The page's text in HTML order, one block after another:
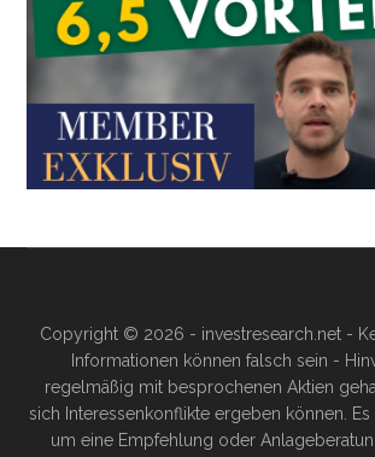
Copyright © 2026 - investresearch.net -
Informationen können falsch sein -
regelmäßig mit besprochenen Aktien
sich Interessenkonflikte ergeben können.
um eine Empfehlung oder